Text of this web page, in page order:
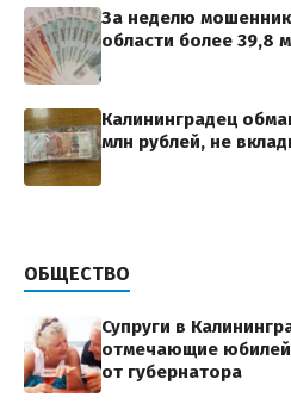
За неделю
области более 39,8
Калининградец
млн рублей, не
ОБЩЕСТВО
Супруги в
отмечающие
от губернатора